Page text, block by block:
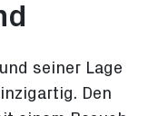
seiner Lage
Den